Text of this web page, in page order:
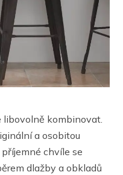
libovolně kombinovat.
a osobitou
chvíle se
dlažby a obkladů